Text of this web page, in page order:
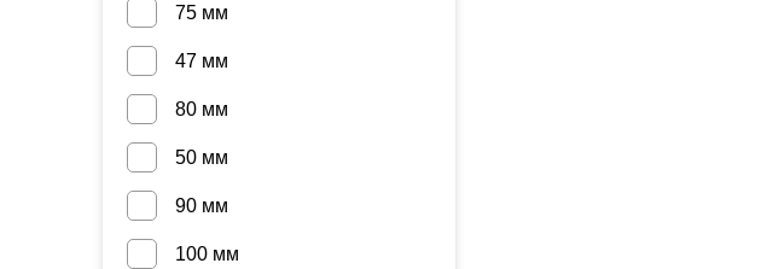
75 мм
47 мм
80 мм
50 мм
90 мм
100 мм